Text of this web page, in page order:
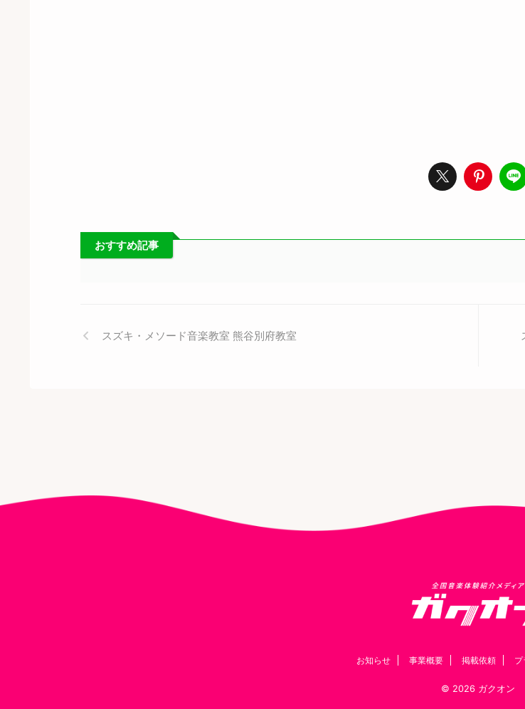
おすすめ記事
スズキ・メソード音楽教室 熊谷別府教室
お知らせ 事業概要 掲載依頼
© 2026 ガクオン